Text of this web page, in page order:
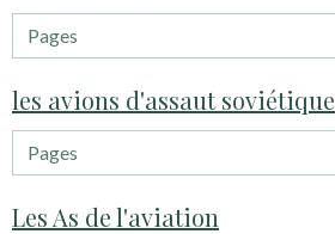
les avions d'assaut soviétique
Les As de l'aviation